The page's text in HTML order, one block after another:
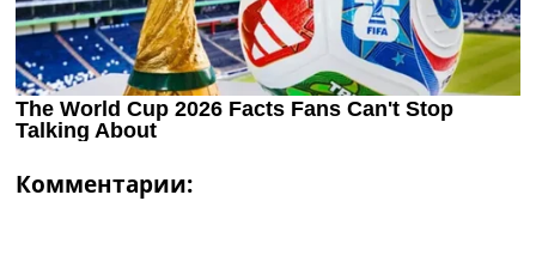
Комментарии: